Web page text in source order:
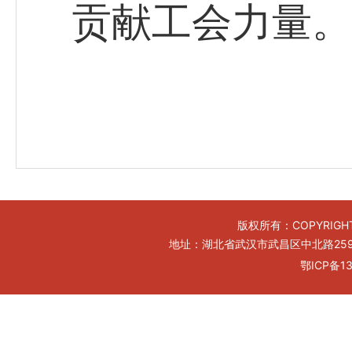
贡献工会力量。
版权所有：
地址：湖北省武汉市武昌区中北
鄂ICP备